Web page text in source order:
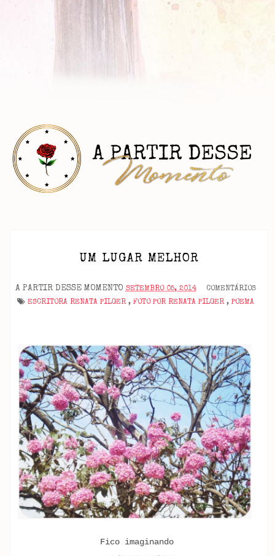
UM LUGAR MELHOR
A PARTIR DESSE MOMENTO SETEMBRO 05, 2014
COMENTÁRIOS
ESCRITORA RENATA PILGER, FOTO POR RENATA PILGER, POEMA
Fico imaginando